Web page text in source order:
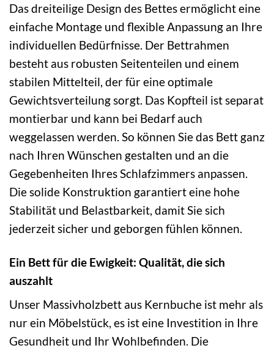
Das dreiteilige Design des Bettes ermöglicht eine
einfache Montage und flexible Anpassung an Ihre
individuellen Bedürfnisse. Der Bettrahmen
besteht aus robusten Seitenteilen und einem
stabilen Mittelteil, der für eine optimale
Gewichtsverteilung sorgt. Das Kopfteil ist separat
montierbar und kann bei Bedarf auch
weggelassen werden. So können Sie das Bett ganz
nach Ihren Wünschen gestalten und an die
Gegebenheiten Ihres Schlafzimmers anpassen.
Die solide Konstruktion garantiert eine hohe
Stabilität und Belastbarkeit, damit Sie sich
jederzeit sicher und geborgen fühlen können.
Ein Bett für die Ewigkeit: Qualität, die sich
auszahlt
Unser Massivholzbett aus Kernbuche ist mehr als
nur ein Möbelstück, es ist eine Investition in Ihre
Gesundheit und Ihr Wohlbefinden. Die